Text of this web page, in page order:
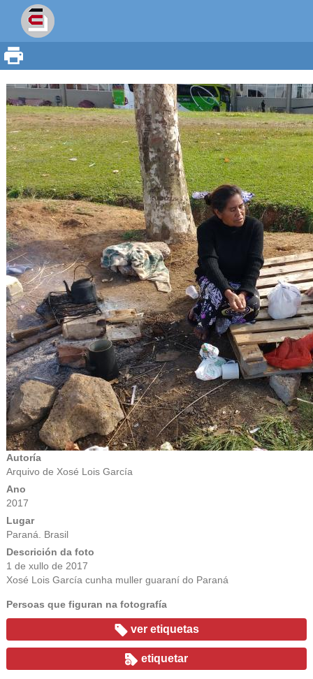
Autoría
Arquivo de Xosé Lois García
Ano
2017
Lugar
Paraná. Brasil
Descrición da foto
1 de xullo de 2017
Xosé Lois García cunha muller guaraní do Paraná
Persoas que figuran na fotografía
ver etiquetas
etiquetar